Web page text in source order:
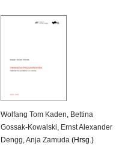
Wolfang Tom Kaden, Bet­ti­na
Gossak-Ko­wal­ski, Ernst Alex­an­der
Dengg,Anja Za­mu­da (Hrsg.)